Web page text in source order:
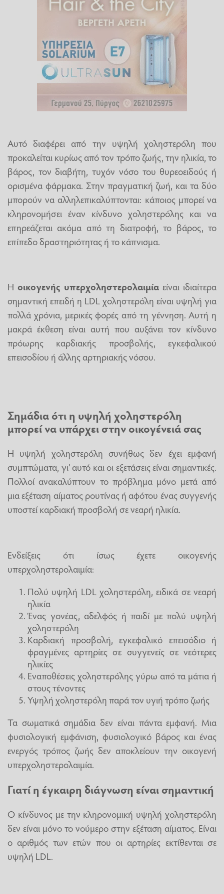
Αυτό διαφέρει από την υψηλή χοληστερόλη που
προκαλείται κυρίως από τον τρόπο ζωής, την ηλικία, το
βάρος, τον διαβήτη, τυχόν νόσο του θυρεοειδούς ή
ορισμένα φάρμακα. Στην πραγματική ζωή, και τα δύο
μπορούν να αλληλεπικαλύπτονται: κάποιος μπορεί να
κληρονομήσει έναν κίνδυνο χοληστερόλης και να
επηρεάζεται ακόμα από τη διατροφή, το βάρος, το
επίπεδο δραστηριότητας ή το κάπνισμα.
Ηοικογενής υπερχοληστερολαιμίαείναι ιδιαίτερα
σημαντική επειδή η LDL χοληστερόλη είναι υψηλή για
πολλά χρόνια, μερικές φορές από τη γέννηση. Αυτή η
μακρά έκθεση είναι αυτή που αυξάνει τον κίνδυνο
πρόωρης καρδιακής προσβολής, εγκεφαλικού
επεισοδίου ή άλλης αρτηριακής νόσου.
Σημάδια ότι η υψηλή χοληστερόλη
μπορεί να υπάρχει στην οικογένειά σας
Η υψηλή χοληστερόλη συνήθως δεν έχει εμφανή
συμπτώματα, γι' αυτό και οι εξετάσεις είναι σημαντικές.
Πολλοί ανακαλύπτουν το πρόβλημα μόνο μετά από
μια εξέταση αίματος ρουτίνας ή αφότου ένας συγγενής
υποστεί καρδιακή προσβολή σε νεαρή ηλικία.
Ενδείξεις ότι ίσως έχετε οικογενής
υπερχοληστερολαιμία:
Πολύ υψηλή LDL χοληστερόλη, ειδικά σε νεαρή
ηλικία
Ένας γονέας, αδελφός ή παιδί με πολύ υψηλή
χοληστερόλη
Καρδιακή προσβολή, εγκεφαλικό επεισόδιο ή
φραγμένες αρτηρίες σε συγγενείς σε νεότερες
ηλικίες
Εναποθέσεις χοληστερόλης γύρω από τα μάτια ή
στους τένοντες
Υψηλή χοληστερόλη παρά τον υγιή τρόπο ζωής
Τα σωματικά σημάδια δεν είναι πάντα εμφανή. Μια
φυσιολογική εμφάνιση, φυσιολογικό βάρος και ένας
ενεργός τρόπος ζωής δεν αποκλείουν την οικογενή
υπερχοληστερολαιμία.
Γιατί η έγκαιρη διάγνωση είναι σημαντική
Ο κίνδυνος με την κληρονομική υψηλή χοληστερόλη
δεν είναι μόνο το νούμερο στην εξέταση αίματος. Είναι
ο αριθμός των ετών που οι αρτηρίες εκτίθενται σε
υψηλή LDL.